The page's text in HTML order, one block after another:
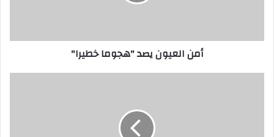
أمن العيون يصد "هجوما خطيرا"